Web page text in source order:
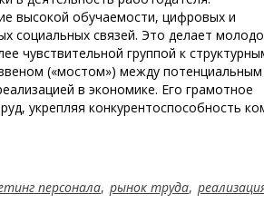
высокой обучаемости, цифровых и
социальных связей. Это делает
чувствительной группой к
(«мостом») между потенциальным
в экономике. Его грамотное
укрепляя конкурентоспособность
персонала, рынок труда,